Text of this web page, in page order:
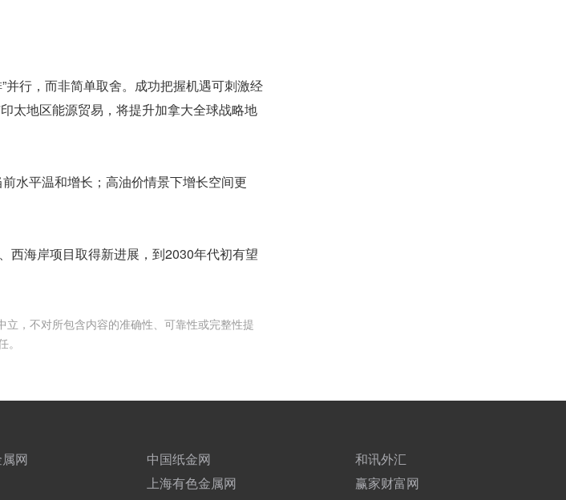
行，而非简单取舍。成功把握机遇可刺激经
太地区能源贸易，将提升加拿大全球战略地
水平温和增长；高油价情景下增长空间更
西海岸项目取得新进展，到2030年代初有望
，不对所包含内容的准确性、可靠性或完整性提
网 中国纸金网
和讯外汇
上海有色金属网
赢家财富网